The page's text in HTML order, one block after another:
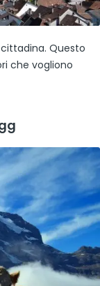
Questo
che vogliono